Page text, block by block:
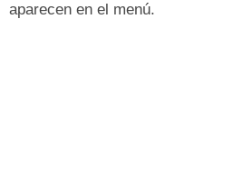
aparecen en el menú.